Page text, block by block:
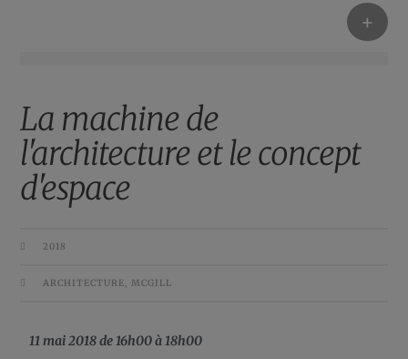
+
La machine de
l'architecture et le concept
d'espace
2018
ARCHITECTURE,MCGILL
11 mai 2018 de 16h00 à 18h00